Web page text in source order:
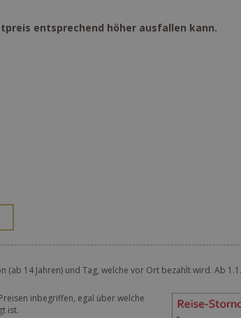
entsprechend höher ausfallen kann.
14 Jahren) und Tag, welche vor Ort bezahlt wird. Ab
inbegriffen, egal über welche
ist.